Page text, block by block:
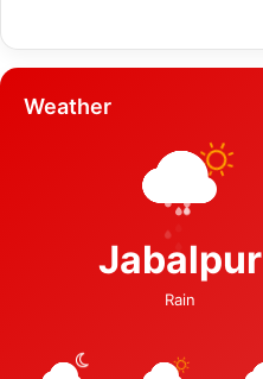
Weather
Jabalpur
Rain